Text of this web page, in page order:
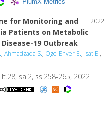
2022
for Monitoring and
Patients on Metabolic
19 Outbreak
, Ahmadzada S., Oge-Enver E., Isat E.,
sa.2, ss.258-265, 2022